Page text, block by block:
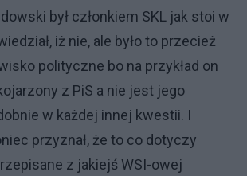
był członkiem SKL jak stoi w
iż nie, ale było to przecież
polityczne bo na przykład on
z PiS a nie jest jego
w każdej innej kwestii. I
przyznał, że to co dotyczy
z jakiejś WSI-owej